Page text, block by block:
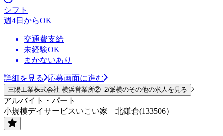
シフト
週4日からOK
交通費支給
未経験OK
まかないあり
詳細を見る 応募画面に進む
三陽工業株式会社 横浜営業所②_2/派横のその他の求人を見る
アルバイト・パート
小規模デイサービスいこい家 北鎌倉(133506）